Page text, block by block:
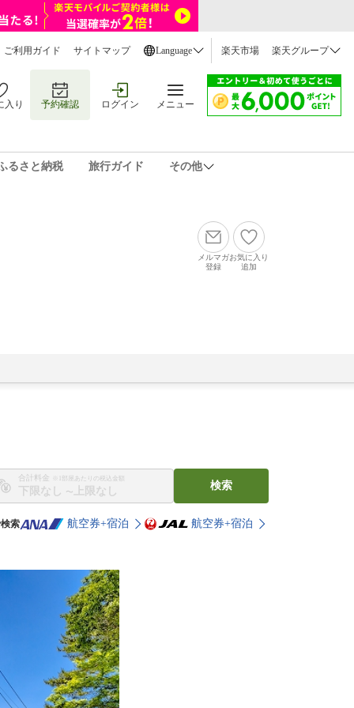
ご利用ガイド サイトマップ Language 楽天市場 楽天グループ
入り 予約確認 ログイン メニュー
るさと納税 旅行ガイド その他
メルマガ
登録
お気に入り
追加
合計料金 ※1部屋あたりの税込金額
〜
検索
索 航空券+宿泊 航空券+宿泊